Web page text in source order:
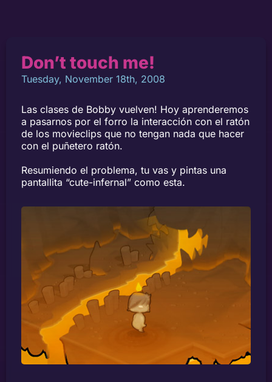
Don’t touch me!
Tuesday, November 18th, 2008
Las clases de Bobby vuelven! Hoy aprenderemos
a pasarnos por el forro la interacción con el ratón
de los movieclips que no tengan nada que hacer
con el puñetero ratón.
Resumiendo el problema, tu vas y pintas una
pantallita “cute-infernal” como esta.